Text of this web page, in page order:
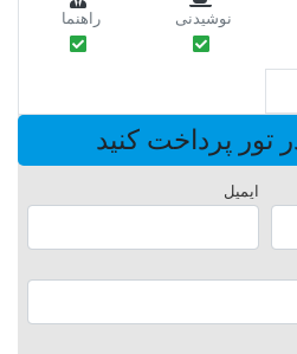
نوشیدنی راهنما
تور پرداخت کنید
ایمیل